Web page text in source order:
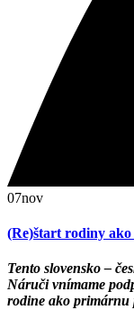
07nov
(Re)štart rodiny
Tento slovensko –
Náruči vnímame
rodine ako primárnu